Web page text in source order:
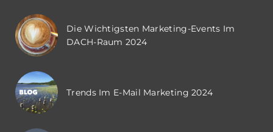
Die Wichtigsten Marketing-Events Im
DACH-Raum 2024
Trends Im E-Mail Marketing 2024